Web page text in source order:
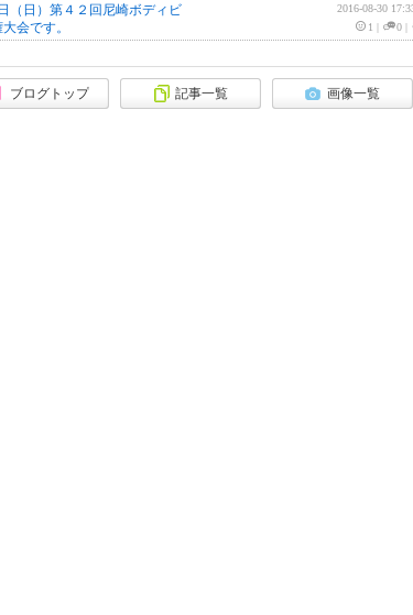
（日）第４２回尼崎ボディビ
会です。
2016-08-30
1 | 0 |
ブログトップ 記事一覧 画像一覧